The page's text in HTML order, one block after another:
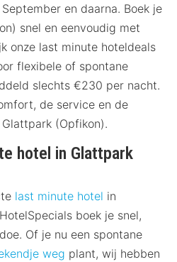
en daarna. Boek je
snel en eenvoudig met
onze last minute hoteldeals
flexibele of spontane
slechts €230 per nacht.
de service en de
(Opfikon).
hotel in Glattpark
last minute hotel in
boek je snel,
Of je nu een spontane
weg plant, wij hebben